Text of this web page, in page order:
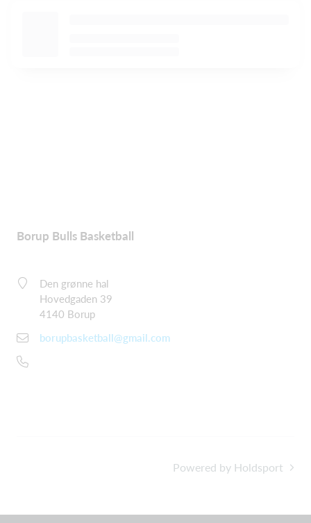
Borup Bulls Basketball
Den grønne hal
Hovedgaden 39
4140 Borup
borupbasketball@gmail.com
Powered by Holdsport